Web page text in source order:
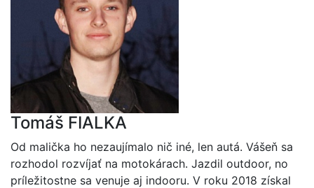
Tomáš FIALKA
Od malička ho nezaujímalo nič iné, len autá. Vášeň sa
rozhodol rozvíjať na motokárach. Jazdil outdoor, no
príležitostne sa venuje aj indooru. V roku 2018 získal